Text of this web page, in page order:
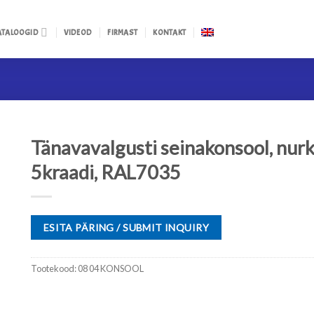
VIDEOD FIRMAST KONTAKT
Tänavavalgusti seinakonsool, nurk
5kraadi, RAL7035
ESITA PÄRING / SUBMIT INQUIRY
Tootekood:08 04 KONSOOL